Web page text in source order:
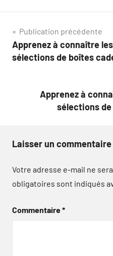
Navigation
de
Publication précédente
Apprenez à connaître
sélections de boîtes
Apprenez à
sélections
Laisser un commentaire
Votre adresse e-mail ne
obligatoires sont indiqués
Commentaire*